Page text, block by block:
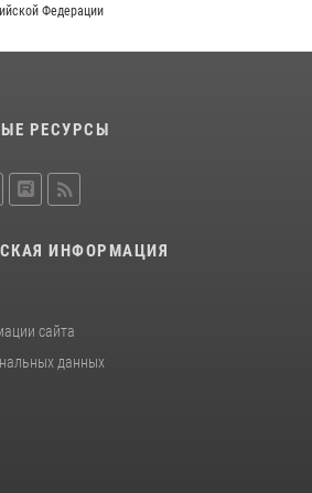
(видео)
08:00 1
напавших на бригаду
12:20 1
по обобщению боевого опыта
Федерации
РЕСУРСЫ
ИНФОРМАЦИЯ
сайта
данных